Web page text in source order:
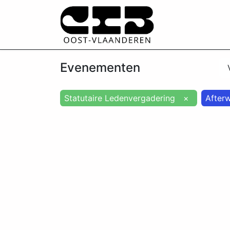
Evenementen
Statutaire Ledenvergadering ×